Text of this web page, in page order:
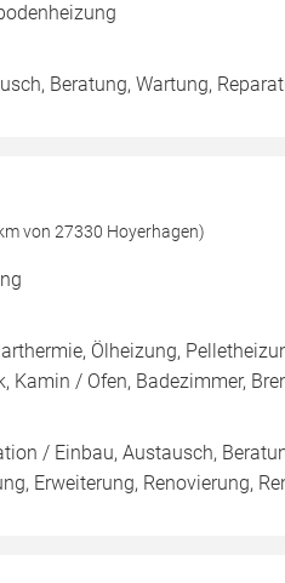
Beratung, Wartung,
von 27330 Hoyerhagen)
Ölheizung,
Kamin / Ofen, Badezimmer,
/ Einbau, Austausch,
Erweiterung, Renovierung,